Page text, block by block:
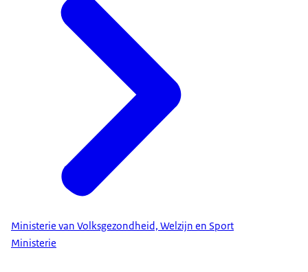
Ministerie van Volksgezondheid, Welzijn en Sport
Ministerie